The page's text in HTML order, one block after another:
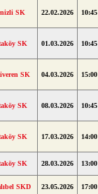
SK 22.02.2026 10:45
SK 01.03.2026 10:45
SK 04.03.2026 15:00
SK 08.03.2026 10:45
SK 17.03.2026 14:00
SK 28.03.2026 13:00
SKD 23.05.2026 17:00